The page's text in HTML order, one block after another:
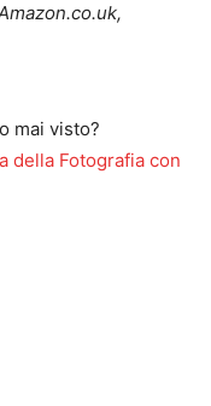
mai visto?
della Fotografia con